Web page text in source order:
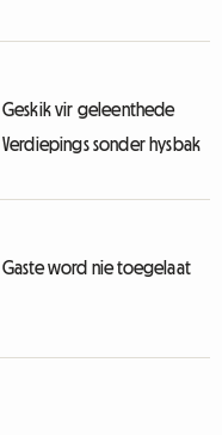
Geskik vir geleenthede
Verdiepings sonder hysbak
Gaste word nie toegelaat